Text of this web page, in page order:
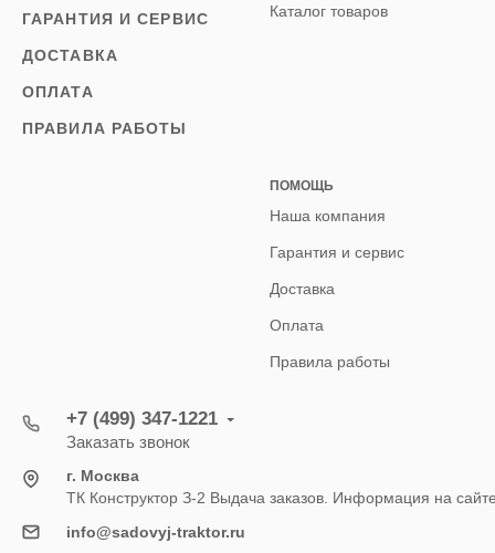
ГАРАНТИЯ И СЕРВИС
ДОСТАВКА
ОПЛАТА
ПРАВИЛА РАБОТЫ
Каталог товаров
ПОМОЩЬ
Наша компания
Гарантия и сервис
Доставка
Оплата
Правила работы
+7 (499) 347-1221
Заказать звонок
г. Москва
ТК Конструктор З-2 Выдача заказов. Информация на
info@sadovyj-traktor.ru